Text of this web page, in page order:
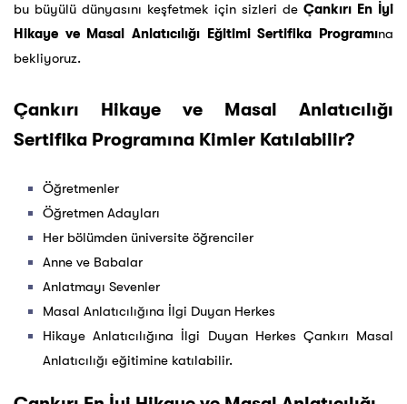
bu büyülü dünyasını keşfetmek için sizleri de Çankırı En İyi
Hikaye ve Masal Anlatıcılığı Eğitimi Sertifika Programına
bekliyoruz.
Çankırı Hikaye ve Masal Anlatıcılığı
Sertifika Programına Kimler Katılabilir?
Öğretmenler
Öğretmen Adayları
Her bölümden üniversite öğrenciler
Anne ve Babalar
Anlatmayı Sevenler
Masal Anlatıcılığına İlgi Duyan Herkes
Hikaye Anlatıcılığına İlgi Duyan Herkes Çankırı Masal
Anlatıcılığı eğitimine katılabilir.